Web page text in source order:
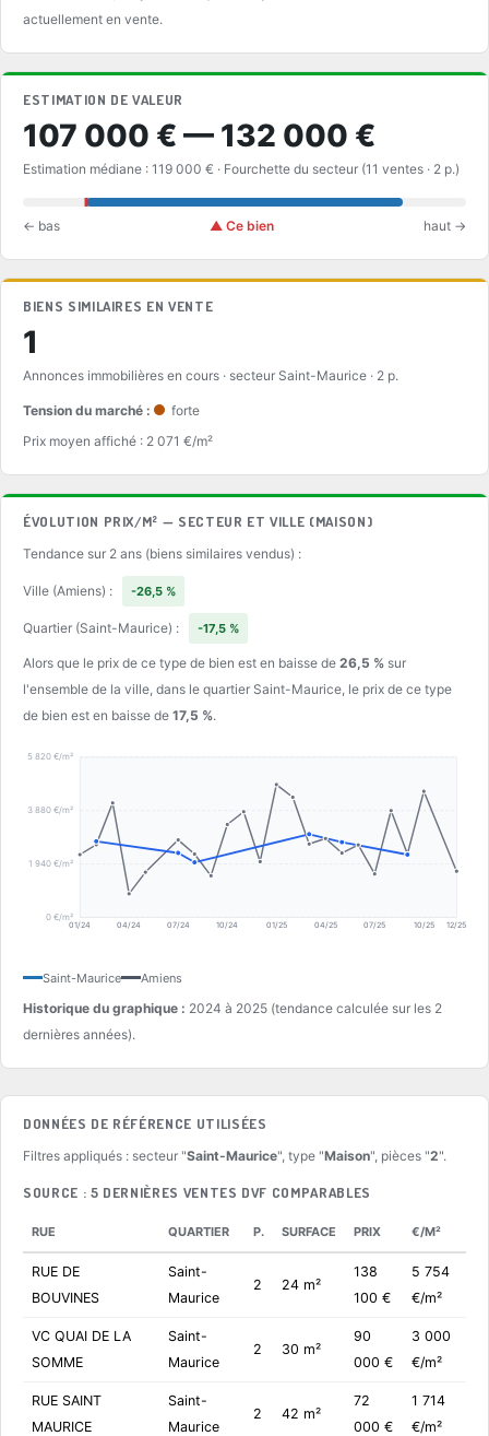
actuellement en vente.
ESTIMATION DE VALEUR
107 000 € — 132 000 €
Estimation médiane : 119 000 € · Fourchette du secteur (11 ventes · 2 p.)
← bas ▲ Ce bien haut →
BIENS SIMILAIRES EN VENTE
1
Annonces immobilières en cours · secteur Saint-Maurice · 2 p.
Tension du marché :
forte
Prix moyen affiché : 2 071 €/m²
ÉVOLUTION PRIX/M² — SECTEUR ET VILLE (MAISON)
Tendance sur 2 ans (biens similaires vendus) :
Ville (Amiens) : -26,5 %
Quartier (Saint-Maurice) : -17,5 %
Alors que le prix de ce type de bien est en baisse de 26,5 % sur
l'ensemble de la ville, dans le quartier Saint-Maurice, le prix de ce type
de bien est en baisse de 17,5 %.
5 820 €/m²
3 880 €/m²
1 940 €/m²
0 €/m²
01/24 04/24 07/24 10/24 01/25 04/25 07/25 10/25 12/25
Saint-Maurice Amiens
Historique du graphique : 2024 à 2025 (tendance calculée sur les 2
dernières années).
DONNÉES DE RÉFÉRENCE UTILISÉES
Filtres appliqués : secteur "Saint-Maurice", type "Maison", pièces "2".
SOURCE : 5 DERNIÈRES VENTES DVF COMPARABLES
RUE QUARTIER P. SURFACE PRIX €/M²
RUE DE
BOUVINES
Saint-
Maurice
2 24 m²
138
100 €
5 754
€/m²
VC QUAI DE LA
SOMME
Saint-
Maurice
2 30 m²
90
000 €
3 000
€/m²
RUE SAINT
MAURICE
Saint-
Maurice
2 42 m²
72
000 €
1 714
€/m²